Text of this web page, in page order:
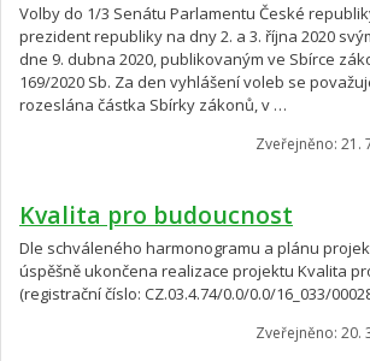
Volby do 1/3 Senátu Parlamentu České
prezident republiky na dny 2. a 3. října 2020
dne 9. dubna 2020, publikovaným ve Sbírce
169/2020 Sb. Za den vyhlášení voleb se
rozeslána částka Sbírky zákonů, v …
Zveřejněno: 21.
Kvalita pro budoucnost
Dle schváleného harmonogramu a plánu
úspěšně ukončena realizace projektu Kvalita
(registrační číslo: CZ.03.4.74/0.0/0.0/16_033/
Zveřejněno: 20.